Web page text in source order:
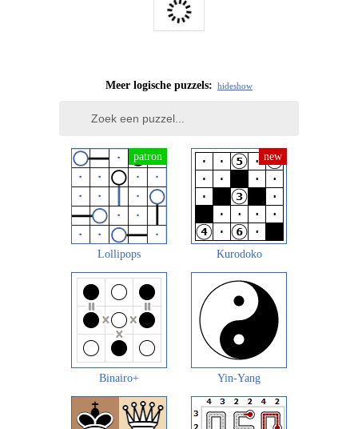
Meer logische puzzels: hideshow
Lollipops Kurodoko
Binairo+ Yin-Yang